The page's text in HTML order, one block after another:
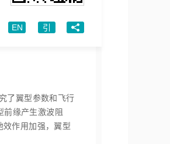
EN 引
了翼型参数和飞行
前缘产生激波阻
作用加强，翼型